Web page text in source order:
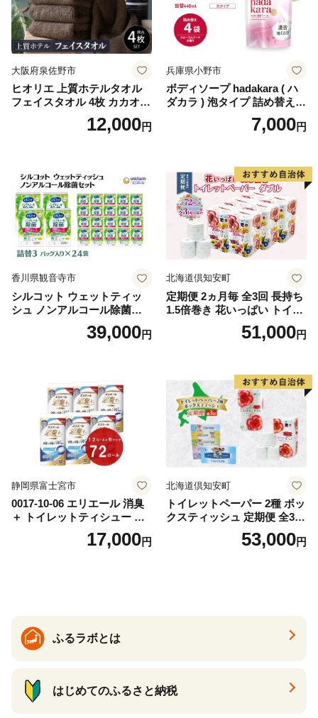
イレットペーパー [BDBH002
-1]
大阪府泉佐野市
ヒオリエ 上質ホテルタオル
フェイスタオル 4枚 カカオ
【タオル 泉州タオル 吸水 普
段使い 無地 シンプル 日用品
12,000円
兵庫県小野市
ボディソープ hadakara ( ハ
ダカラ ) 泡タイプ 詰め替え 4
40ml×4袋 ボディーソープ 泡
ボディソープ 泡 日用品 消耗
泡石鹸 石鹸 兵庫 兵庫県 小野
7,000円
香川県観音寺市
シルコット ウェットティッ
シュ ノンアルコール除菌詰
替（43枚×3P）×24袋 日用品
おもちゃ 拭き取り 手拭き 外
39,000円
北海道倶知安町
定期便 2ヵ月毎 全3回 長持ち
1.5倍巻き 花いっぱい トイレ
ットペーパー ダブル 45ｍ 計
72ロール 全18種 花柄 プリン
ー 消耗品 備蓄 送料無料 北海
道 倶知安町 日用品
51,000円
静岡県富士宮市
0017-10-06 エリエール 消臭
＋ トイレットティシュー し
っかり香るフレッシュクリア
の香り ダブル 12ロール×6パ
17,000円
北海道倶知安町
トイレットペーパー 2種 ボッ
クスティッシュ 定期便 全3
回 日本製 まとめ買い 防災
常備品 日用雑貨 消耗品 生活
53,000円
ふるラボとは
はじめてのふるさと納税